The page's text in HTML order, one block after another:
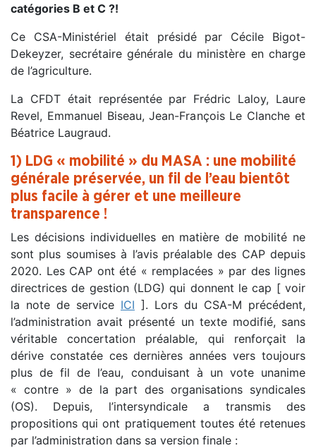
catégories B et C ?!
Ce CSA-Ministériel était présidé par Cécile Bigot-
Dekeyzer, secrétaire générale du ministère en charge
de l’agriculture.
La CFDT était représentée par Frédric Laloy, Laure
Revel, Emmanuel Biseau, Jean-François Le Clanche et
Béatrice Laugraud.
1) LDG « mobilité » du MASA : une mobilité
générale préservée, un fil de l’eau bientôt
plus facile à gérer et une meilleure
transparence !
Les décisions individuelles en matière de mobilité ne
sont plus soumises à l’avis préalable des CAP depuis
2020. Les CAP ont été « remplacées » par des lignes
directrices de gestion (LDG) qui donnent le cap [ voir
la note de service ICI ]. Lors du CSA-M précédent,
l’administration avait présenté un texte modifié, sans
véritable concertation préalable, qui renforçait la
dérive constatée ces dernières années vers toujours
plus de fil de l’eau, conduisant à un vote unanime
« contre » de la part des organisations syndicales
(OS). Depuis, l’intersyndicale a transmis des
propositions qui ont pratiquement toutes été retenues
par l’administration dans sa version finale :